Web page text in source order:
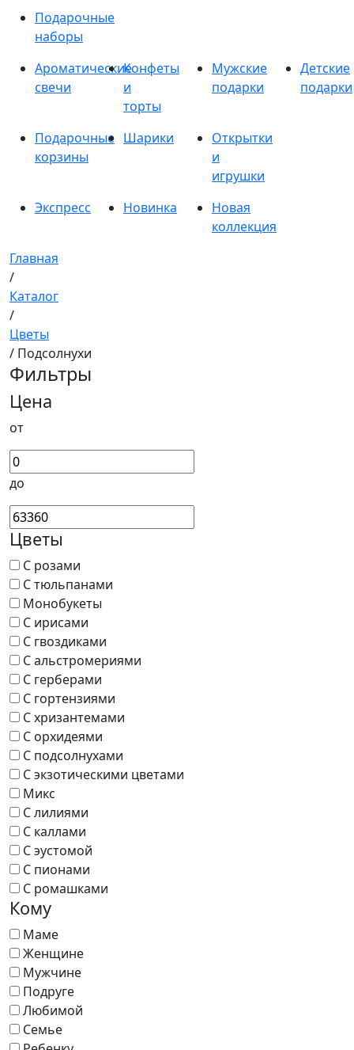
Подарочные
наборы
Ароматические
свечи
Конфеты
и
торты
Мужские
подарки
Детские
подарки
Подарочные
корзины
Шарики
Открытки
и
игрушки
Экспресс
Новинка
Новая
коллекция
Главная
/
Каталог
/
Цветы
/ Подсолнухи
Фильтры
Цена
от
до
Цветы
С розами
С тюльпанами
Монобукеты
С ирисами
С гвоздиками
С альстромериями
С герберами
С гортензиями
С хризантемами
С орхидеями
С подсолнухами
С экзотическими цветами
Микс
С лилиями
С каллами
С эустомой
С пионами
С ромашками
Кому
Маме
Женщине
Мужчине
Подруге
Любимой
Семье